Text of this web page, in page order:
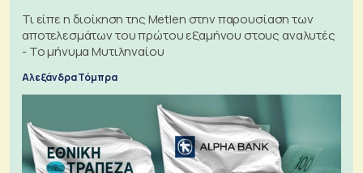
Τι είπε η διοίκηση της Metlen στην παρουσίαση των
αποτελεσμάτων του πρώτου εξαμήνου στους αναλυτές
- Το μήνυμα Μυτιληναίου
Αλεξάνδρα Τόμπρα